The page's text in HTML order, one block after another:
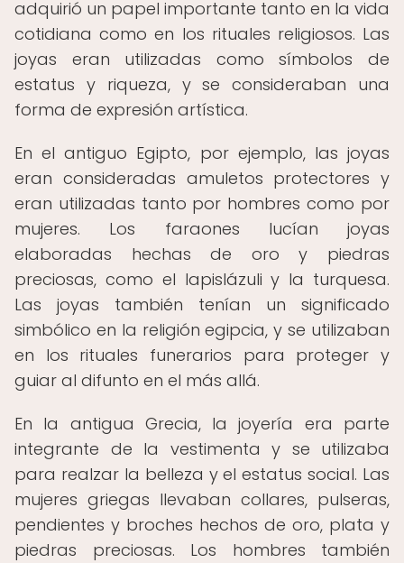
adquirió un papel importante tanto en la vida
cotidiana como en los rituales religiosos. Las
joyas eran utilizadas como símbolos de
estatus y riqueza, y se consideraban una
forma de expresión artística.
En el antiguo Egipto, por ejemplo, las joyas
eran consideradas amuletos protectores y
eran utilizadas tanto por hombres como por
mujeres. Los faraones lucían joyas
elaboradas hechas de oro y piedras
preciosas, como el lapislázuli y la turquesa.
Las joyas también tenían un significado
simbólico en la religión egipcia, y se utilizaban
en los rituales funerarios para proteger y
guiar al difunto en el más allá.
En la antigua Grecia, la joyería era parte
integrante de la vestimenta y se utilizaba
para realzar la belleza y el estatus social. Las
mujeres griegas llevaban collares, pulseras,
pendientes y broches hechos de oro, plata y
piedras preciosas. Los hombres también